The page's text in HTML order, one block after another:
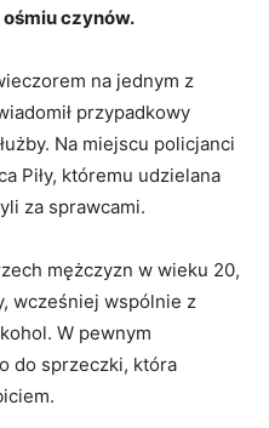
czynów.
na jednym z
przypadkowy
Na miejscu policjanci
Piły, któremu udzielana
za sprawcami.
mężczyzn w wieku 20,
wcześniej wspólnie z
W pewnym
do sprzeczki, która